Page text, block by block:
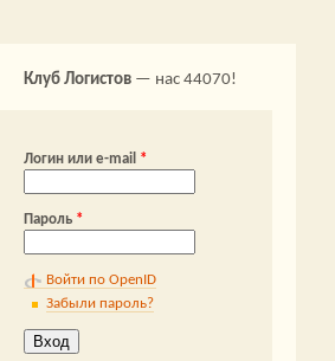
Клуб Логистов — нас 44070!
Логин или e-mail *
Пароль *
Войти по OpenID
Забыли пароль?